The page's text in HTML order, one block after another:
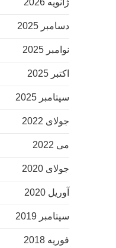
ژانویه 2026
دسامبر 2025
نوامبر 2025
اکتبر 2025
سپتامبر 2025
جولای 2022
می 2022
جولای 2020
آوریل 2020
سپتامبر 2019
فوریه 2018